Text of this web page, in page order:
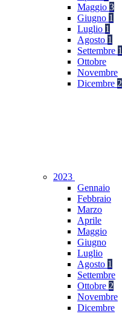
Maggio 3
Giugno 1
Luglio 1
Agosto 1
Settembre 1
Ottobre
Novembre
Dicembre 2
2023
Gennaio
Febbraio
Marzo
Aprile
Maggio
Giugno
Luglio
Agosto 1
Settembre
Ottobre 2
Novembre
Dicembre